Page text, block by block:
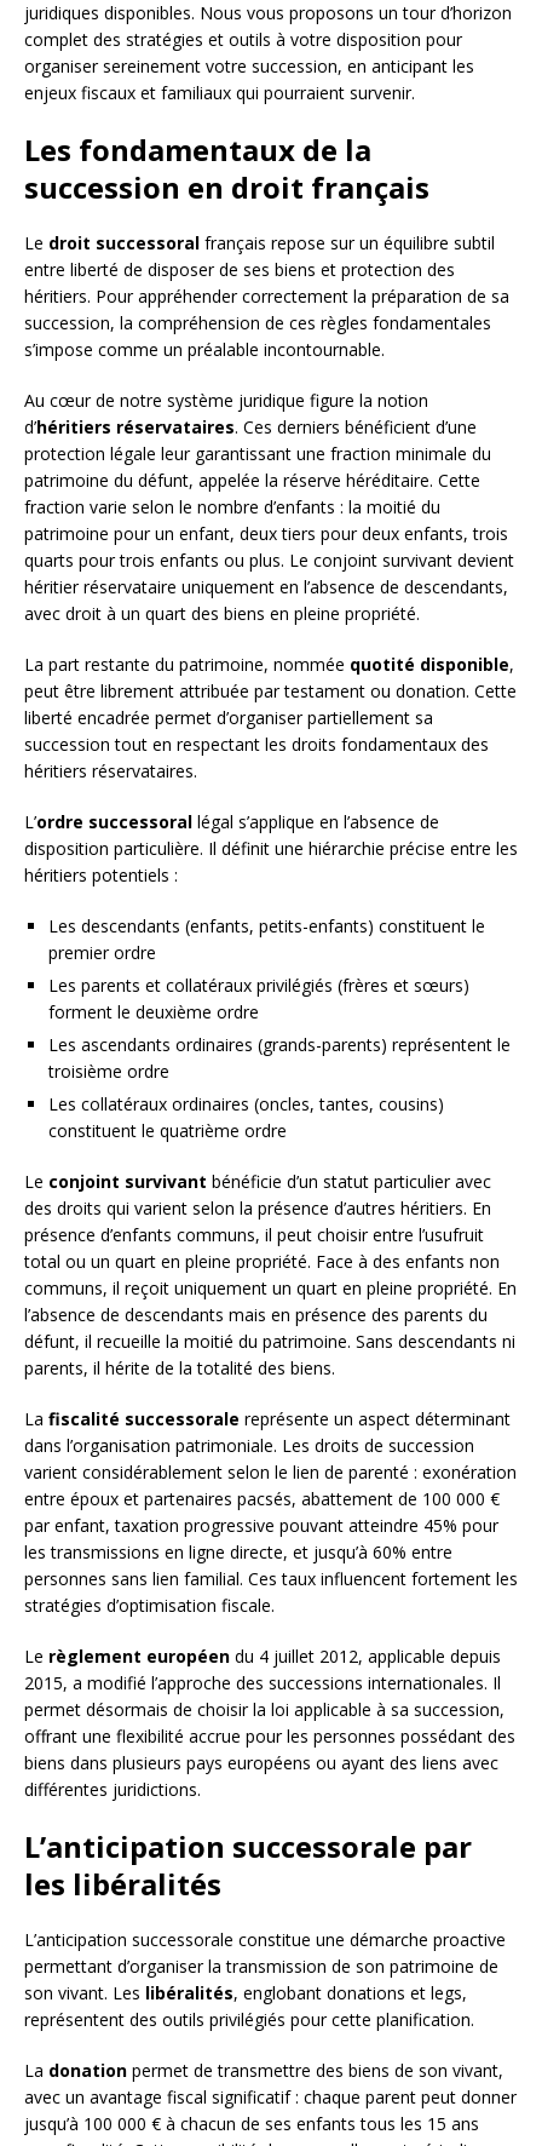
juridiques disponibles. Nous vous proposons un tour d’horizon
complet des stratégies et outils à votre disposition pour
organiser sereinement votre succession, en anticipant les
enjeux fiscaux et familiaux qui pourraient survenir.
Les fondamentaux de la
succession en droit français
Le droit successoral français repose sur un équilibre subtil
entre liberté de disposer de ses biens et protection des
héritiers. Pour appréhender correctement la préparation de sa
succession, la compréhension de ces règles fondamentales
s’impose comme un préalable incontournable.
Au cœur de notre système juridique figure la notion
d’héritiers réservataires. Ces derniers bénéficient d’une
protection légale leur garantissant une fraction minimale du
patrimoine du défunt, appelée la réserve héréditaire. Cette
fraction varie selon le nombre d’enfants : la moitié du
patrimoine pour un enfant, deux tiers pour deux enfants, trois
quarts pour trois enfants ou plus. Le conjoint survivant devient
héritier réservataire uniquement en l’absence de descendants,
avec droit à un quart des biens en pleine propriété.
La part restante du patrimoine, nommée quotité disponible,
peut être librement attribuée par testament ou donation. Cette
liberté encadrée permet d’organiser partiellement sa
succession tout en respectant les droits fondamentaux des
héritiers réservataires.
L’ordre successoral légal s’applique en l’absence de
disposition particulière. Il définit une hiérarchie précise entre les
héritiers potentiels :
Les descendants (enfants, petits-enfants) constituent le
premier ordre
Les parents et collatéraux privilégiés (frères et sœurs)
forment le deuxième ordre
Les ascendants ordinaires (grands-parents) représentent le
troisième ordre
Les collatéraux ordinaires (oncles, tantes, cousins)
constituent le quatrième ordre
Le conjoint survivant bénéficie d’un statut particulier avec
des droits qui varient selon la présence d’autres héritiers. En
présence d’enfants communs, il peut choisir entre l’usufruit
total ou un quart en pleine propriété. Face à des enfants non
communs, il reçoit uniquement un quart en pleine propriété. En
l’absence de descendants mais en présence des parents du
défunt, il recueille la moitié du patrimoine. Sans descendants ni
parents, il hérite de la totalité des biens.
La fiscalité successorale représente un aspect déterminant
dans l’organisation patrimoniale. Les droits de succession
varient considérablement selon le lien de parenté : exonération
entre époux et partenaires pacsés, abattement de 100 000 €
par enfant, taxation progressive pouvant atteindre 45% pour
les transmissions en ligne directe, et jusqu’à 60% entre
personnes sans lien familial. Ces taux influencent fortement les
stratégies d’optimisation fiscale.
Le règlement européen du 4 juillet 2012, applicable depuis
2015, a modifié l’approche des successions internationales. Il
permet désormais de choisir la loi applicable à sa succession,
offrant une flexibilité accrue pour les personnes possédant des
biens dans plusieurs pays européens ou ayant des liens avec
différentes juridictions.
L’anticipation successorale par
les libéralités
L’anticipation successorale constitue une démarche proactive
permettant d’organiser la transmission de son patrimoine de
son vivant. Les libéralités, englobant donations et legs,
représentent des outils privilégiés pour cette planification.
La donation permet de transmettre des biens de son vivant,
avec un avantage fiscal significatif : chaque parent peut donner
jusqu’à 100 000 € à chacun de ses enfants tous les 15 ans